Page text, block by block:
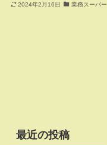
2024年2月16日 業務スーパー
最近の投稿